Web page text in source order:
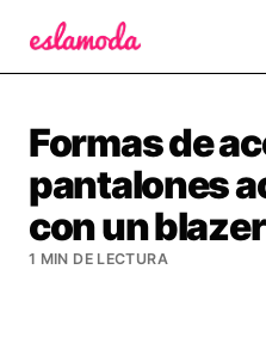
Formas de
pantalones
con un blazer
1 MIN DE LECTURA